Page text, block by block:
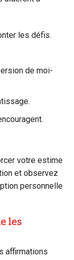
les défis.
de moi-
votre estime
et observez
personnelle
les
affirmations